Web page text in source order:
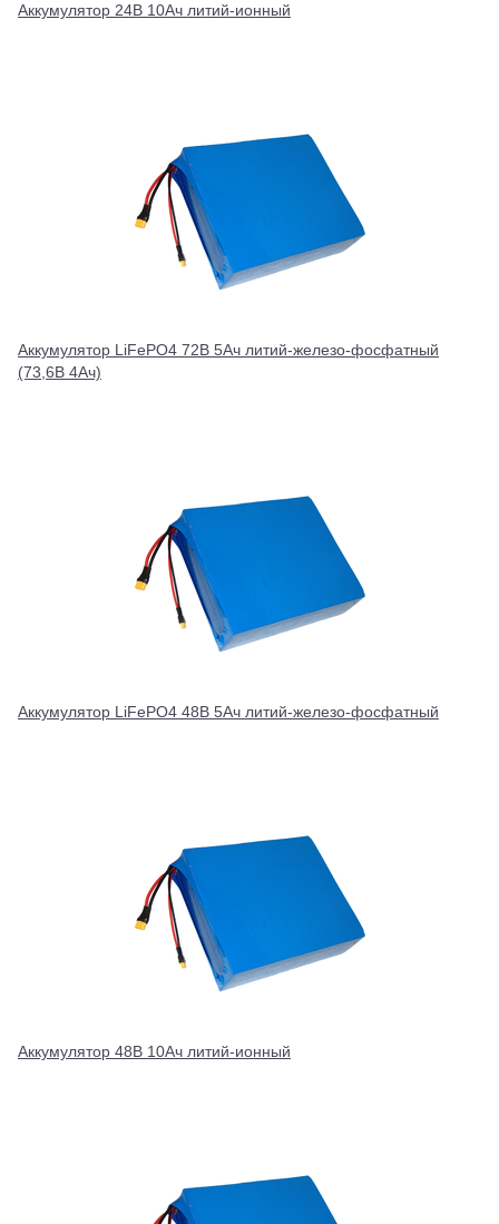
Аккумулятор 24В 10Ач литий-ионный
Аккумулятор LiFePO4 72В 5Ач литий-железо-фосфатный
(73,6В 4Ач)
Аккумулятор LiFePO4 48В 5Ач литий-железо-фосфатный
Аккумулятор 48В 10Ач литий-ионный